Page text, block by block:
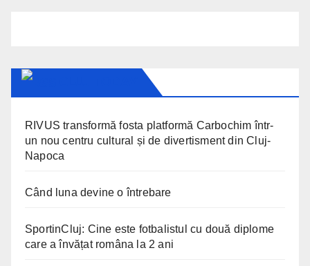
RIVUS transformă fosta platformă Carbochim într-
un nou centru cultural și de divertisment din Cluj-
Napoca
Când luna devine o întrebare
SportinCluj: Cine este fotbalistul cu două diplome
care a învățat româna la 2 ani